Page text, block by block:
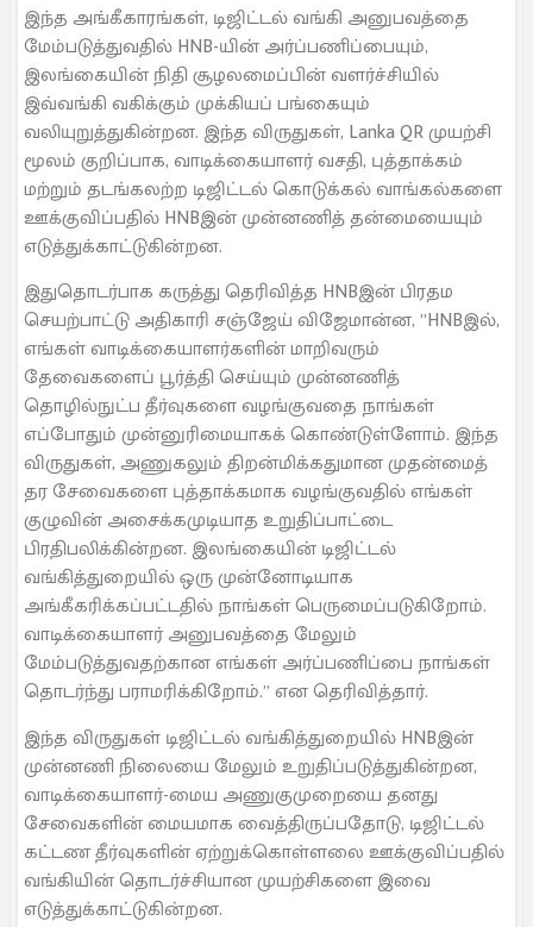
இந்த அங்கீகாரங்கள், டிஜிட்டல் வங்கி அனுபவத்தை
மேம்படுத்துவதில் HNB-யின் அர்ப்பணிப்பையும்,
இலங்கையின் நிதி சூழலமைப்பின் வளர்ச்சியில்
இவ்வங்கி வகிக்கும் முக்கியப் பங்கையும்
வலியுறுத்துகின்றன. இந்த விருதுகள், Lanka QR முயற்சி
மூலம் குறிப்பாக, வாடிக்கையாளர் வசதி, புத்தாக்கம்
மற்றும் தடங்கலற்ற டிஜிட்டல் கொடுக்கல் வாங்கல்களை
ஊக்குவிப்பதில் HNBஇன் முன்னணித் தன்மையையும்
எடுத்துக்காட்டுகின்றன.
இதுதொடர்பாக கருத்து தெரிவித்த HNBஇன் பிரதம
செயற்பாட்டு அதிகாரி சஞ்ஜேய் விஜேமான்ன, ”HNBஇல்,
எங்கள் வாடிக்கையாளர்களின் மாறிவரும்
தேவைகளைப் பூர்த்தி செய்யும் முன்னணித்
தொழில்நுட்ப தீர்வுகளை வழங்குவதை நாங்கள்
எப்போதும் முன்னுரிமையாகக் கொண்டுள்ளோம். இந்த
விருதுகள், அணுகலும் திறன்மிக்கதுமான முதன்மைத்
தர சேவைகளை புத்தாக்கமாக வழங்குவதில் எங்கள்
குழுவின் அசைக்கமுடியாத உறுதிப்பாட்டை
பிரதிபலிக்கின்றன. இலங்கையின் டிஜிட்டல்
வங்கித்துறையில் ஒரு முன்னோடியாக
அங்கீகரிக்கப்பட்டதில் நாங்கள் பெருமைப்படுகிறோம்.
வாடிக்கையாளர் அனுபவத்தை மேலும்
மேம்படுத்துவதற்கான எங்கள் அர்ப்பணிப்பை நாங்கள்
தொடர்ந்து பராமரிக்கிறோம்.” என தெரிவித்தார்.
இந்த விருதுகள் டிஜிட்டல் வங்கித்துறையில் HNBஇன்
முன்னணி நிலையை மேலும் உறுதிப்படுத்துகின்றன,
வாடிக்கையாளர்-மைய அணுகுமுறையை தனது
சேவைகளின் மையமாக வைத்திருப்பதோடு, டிஜிட்டல்
கட்டண தீர்வுகளின் ஏற்றுக்கொள்ளலை ஊக்குவிப்பதில்
வங்கியின் தொடர்ச்சியான முயற்சிகளை இவை
எடுத்துக்காட்டுகின்றன.